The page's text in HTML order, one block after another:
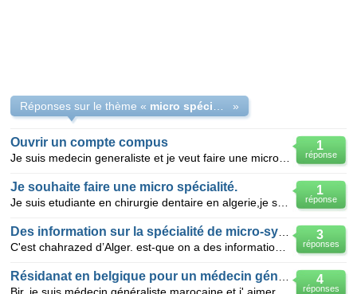
Réponses sur le thème « »
1
réponse
Ouvrir un compte compus
1
réponse
Je souhaite faire une micro spécialité.
3
réponses
4
réponses